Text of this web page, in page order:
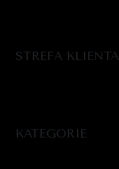
STREFA KLIENTA
KATEGORIE